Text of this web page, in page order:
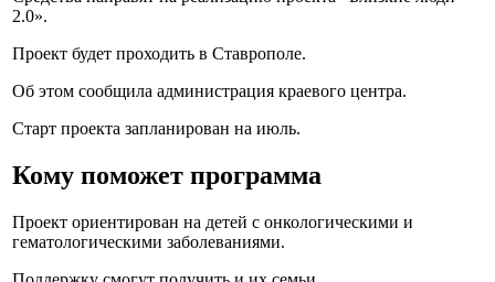
2.0».
Проект будет проходить в Ставрополе.
Об этом сообщила администрация краевого центра.
Старт проекта запланирован на июль.
Кому поможет программа
Проект ориентирован на детей с онкологическими и
гематологическими заболеваниями.